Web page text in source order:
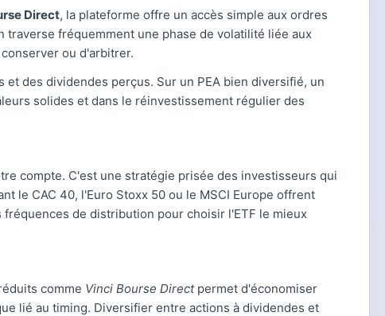
Direct, la plateforme offre un accès simple aux ordres
traverse fréquemment une phase de volatilité liée aux
ou d'arbitrer.
des dividendes perçus. Sur un PEA bien diversifié, un
solides et dans le réinvestissement régulier des
compte. C'est une stratégie prisée des investisseurs qui
le CAC 40, l'Euro Stoxx 50 ou le MSCI Europe offrent
de distribution pour choisir l'ETF le mieux
comme Vinci Bourse Directpermet d'économiser
lié au timing. Diversifier entre actions à dividendes et